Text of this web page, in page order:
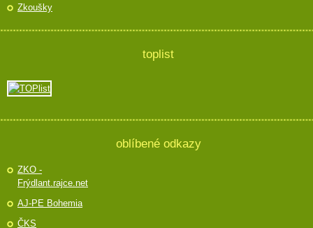
Zkoušky
toplist
oblíbené odkazy
ZKO -
Frýdlant.rajce.net
AJ-PE Bohemia
ČKS